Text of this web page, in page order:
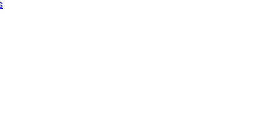
Diaspora Bersatu Bangun Tana Toraja di Munas